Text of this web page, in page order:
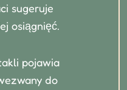
sugeruje
osiągnięć.
pojawia
do